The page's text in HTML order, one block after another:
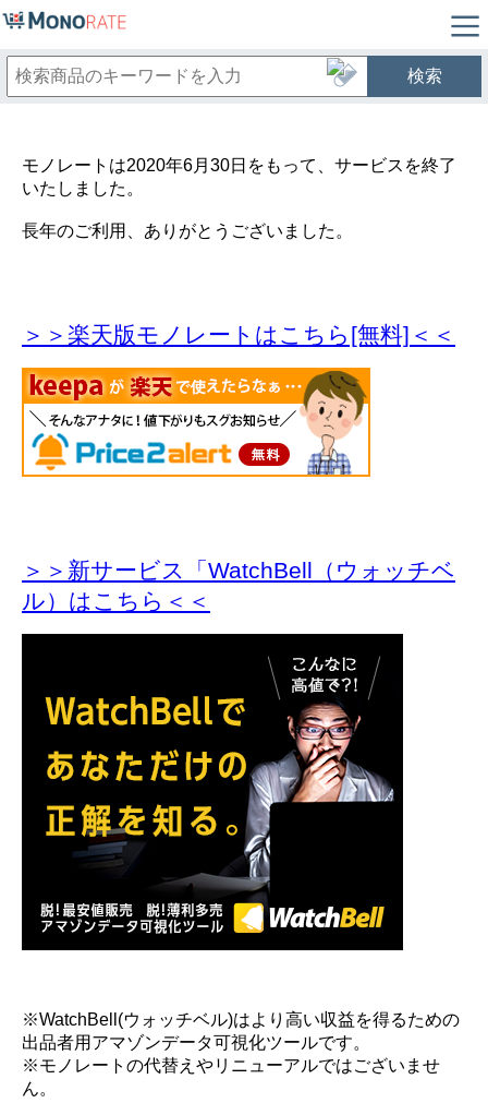
検索
モノレートは2020年6月30日をもって、サービスを終了
いたしました。
長年のご利用、ありがとうございました。
＞＞楽天版モノレートはこちら[無料]＜＜
＞＞新サービス「WatchBell（ウォッチベ
ル）はこちら＜＜
※WatchBell(ウォッチベル)はより高い収益を得るための
出品者用アマゾンデータ可視化ツールです。
※モノレートの代替えやリニューアルではございませ
ん。